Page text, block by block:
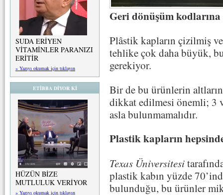
SUDA ERİYEN
VİTAMİNLER PARANIZI
ERİTİR
» Yazıyı okumak için tıklayın
ETİBBA DİYOR Kİ
HÜZÜN BİZE
MUTLULUK VERİYOR
» Yazıyı okumak için tıklayın
Geri dönüşüm
Plâstik kapların çizilmiş
tehlike çok daha büyük,
gerekiyor.
Bir de bu ürünlerin
dikkat edilmesi önemli; 3
asla bulunmamalıdır.
Plastik kapların
Texas Üniversitesi
plastik kabın yüzde
bulunduğu, bu ürünler